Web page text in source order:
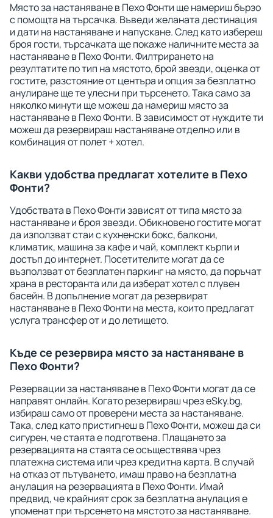
Място за настаняване в Пехо Фонти ще намериш бързо
с помощта на търсачка. Въведи желаната дестинация
и дати на настаняване и напускане. След като избереш
броя гости, търсачката ще покаже наличните места за
настаняване в Пехо Фонти. Филтрирането на
резултатите по тип на мястото, брой звезди, оценка от
гостите, разстояние от центъра и опция за безплатно
анулиране ще те улесни при търсенето. Така само за
няколко минути ще можеш да намериш място за
настаняване в Пехо Фонти. В зависимост от нуждите ти
можеш да резервираш настаняване отделно или в
комбинация от полет + хотел.
Какви удобства предлагат хотелите в Пехо
Фонти?
Удобствата в Пехо Фонти зависят от типа място за
настаняване и броя звезди. Обикновено гостите могат
да използват стаи с кухненски бокс, балкони,
климатик, машина за кафе и чай, комплект кърпи и
достъп до интернет. Посетителите могат да се
възползват от безплатен паркинг на място, да поръчат
храна в ресторанта или да изберат хотел с плувен
басейн. В допълнение могат да резервират
настаняване в Пехо Фонти на места, които предлагат
услуга трансфер от и до летището.
Къде се резервира място за настаняване в
Пехо Фонти?
Резервации за настаняване в Пехо Фонти могат да се
направят онлайн. Когато резервираш чрез eSky.bg,
избираш само от проверени места за настаняване.
Така, след като пристигнеш в Пехо Фонти, можеш да си
сигурен, че стаята е подготвена. Плащането за
резервацията на стаята се осъществява чрез
платежна система или чрез кредитна карта. В случай
на отказ от пътуването, имаш право на безплатна
анулация на резервацията в Пехо Фонти. Имай
предвид, че крайният срок за безплатна анулация е
упоменат при търсенето на мястото за настаняване.